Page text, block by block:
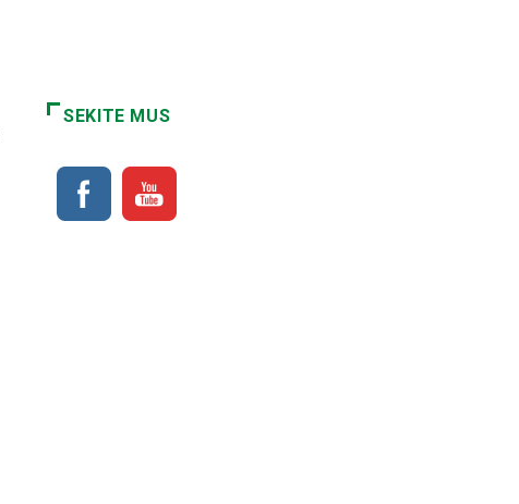
SEKITE MUS